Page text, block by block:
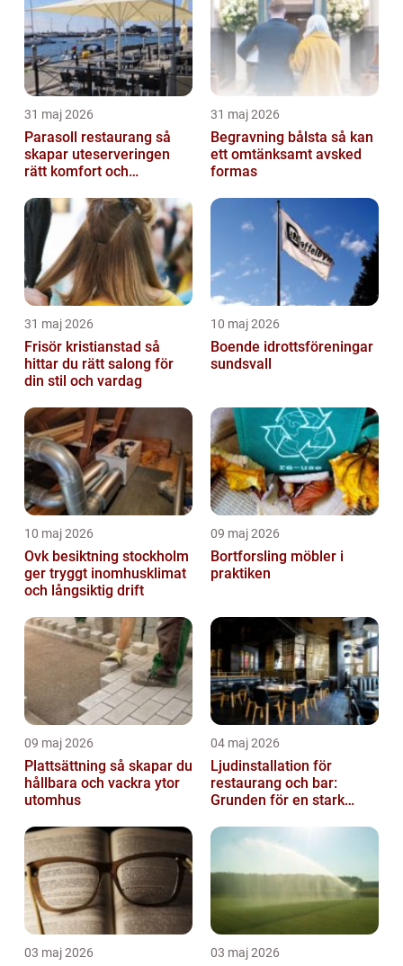
31 maj 2026
Parasoll restaurang så
skapar uteserveringen
rätt komfort och
31 maj 2026
Begravning bålsta så kan
ett omtänksamt avsked
formas
31 maj 2026
Frisör kristianstad så
hittar du rätt salong för
din stil och vardag
10 maj 2026
Boende idrottsföreningar
sundsvall
10 maj 2026
Ovk besiktning stockholm
ger tryggt inomhusklimat
och långsiktig drift
09 maj 2026
Bortforsling möbler i
praktiken
09 maj 2026
Plattsättning så skapar du
hållbara och vackra ytor
utomhus
04 maj 2026
Ljudinstallation för
restaurang och bar:
Grunden för en stark
03 maj 2026 03 maj 2026